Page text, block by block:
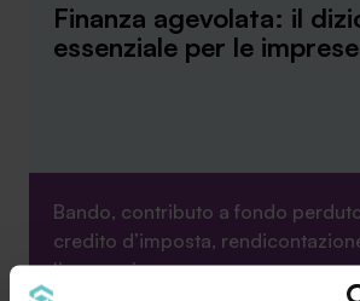
Finanza agevolata: il
essenziale per le imprese
Bando, contributo a fondo
credito d’imposta,
linguaggio ...